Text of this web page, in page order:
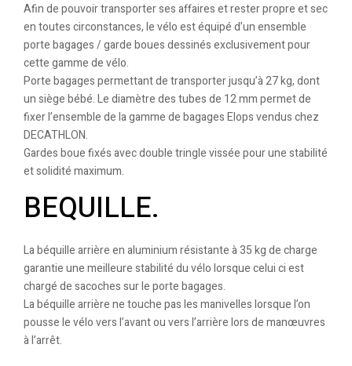
Afin de pouvoir transporter ses affaires et rester propre et sec
en toutes circonstances, le vélo est équipé d’un ensemble
porte bagages / garde boues dessinés exclusivement pour
cette gamme de vélo.
Porte bagages permettant de transporter jusqu’à 27 kg, dont
un siège bébé. Le diamètre des tubes de 12 mm permet de
fixer l’ensemble de la gamme de bagages Elops vendus chez
DECATHLON.
Gardes boue fixés avec double tringle vissée pour une stabilité
et solidité maximum.
BEQUILLE.
La béquille arrière en aluminium résistante à 35 kg de charge
garantie une meilleure stabilité du vélo lorsque celui ci est
chargé de sacoches sur le porte bagages.
La béquille arrière ne touche pas les manivelles lorsque l’on
pousse le vélo vers l’avant ou vers l’arrière lors de manœuvres
à l’arrêt.